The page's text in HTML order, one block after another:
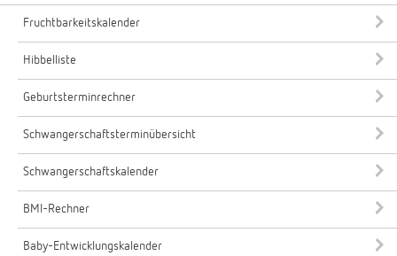
Fruchtbarkeitskalender
Hibbelliste
Geburtsterminrechner
Schwangerschaftsterminübersicht
Schwangerschaftskalender
BMI-Rechner
Baby-Entwicklungskalender